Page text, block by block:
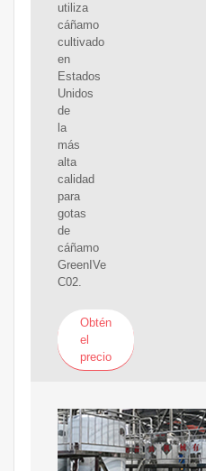
utiliza
cáñamo
cultivado
en
Estados
Unidos
de
la
más
alta
calidad
para
gotas
de
cáñamo
GreenIVe
C02.
Obtén
el
precio